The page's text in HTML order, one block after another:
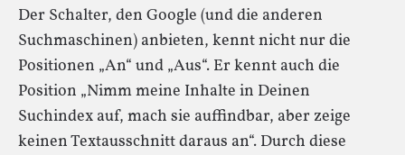
Der Schalter, den Google (und die anderen
Suchmaschinen) anbieten, kennt nicht nur die
Positionen „An“ und „Aus“. Er kennt auch die
Position „Nimm meine Inhalte in Deinen
Suchindex auf, mach sie auffindbar, aber zeige
keinen Textausschnitt daraus an“. Durch diese